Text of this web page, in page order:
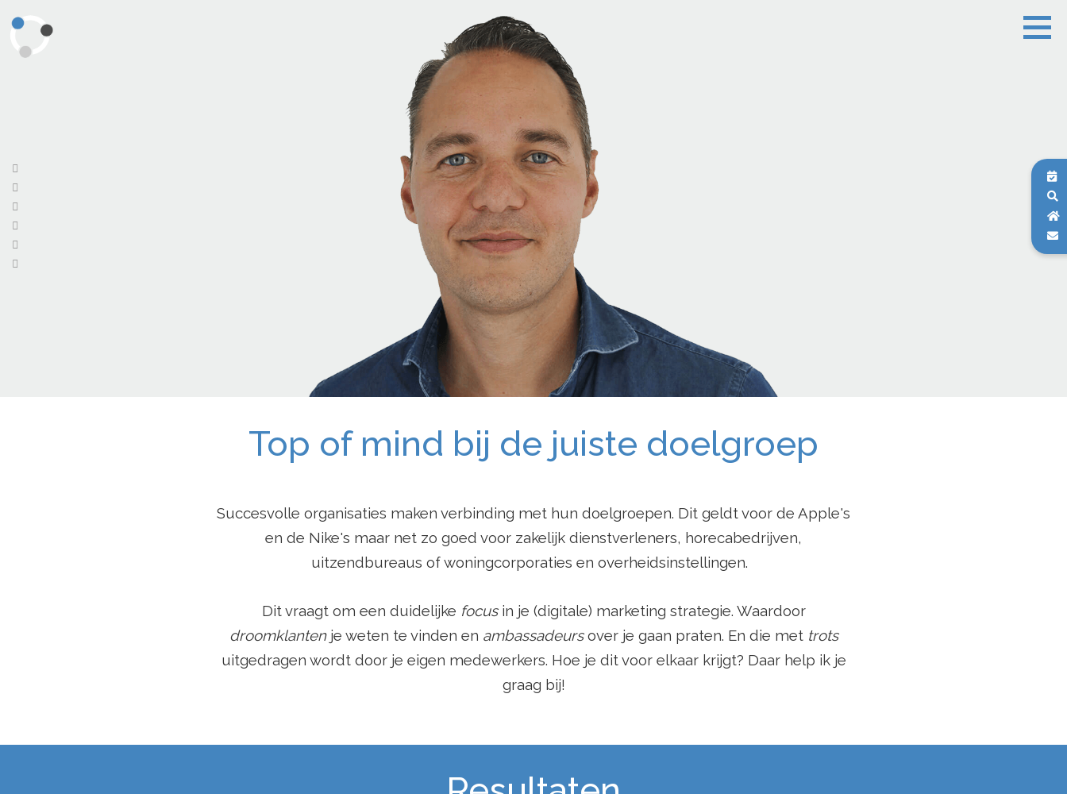
Top of mind bij de juiste doelgroep
Succesvolle organisaties maken verbinding met hun doelgroepen. Dit geldt voor de Apple's
en de Nike's maar net zo goed voor zakelijk dienstverleners, horecabedrijven,
uitzendbureaus of woningcorporaties en overheidsinstellingen.
Dit vraagt om een duidelijke focusin je (digitale) marketing strategie. Waardoor
droomklantenje weten te vinden en ambassadeursover je gaan praten. En die met trots
uitgedragen wordt door je eigen medewerkers. Hoe je dit voor elkaar krijgt? Daar help ik je
graag bij!